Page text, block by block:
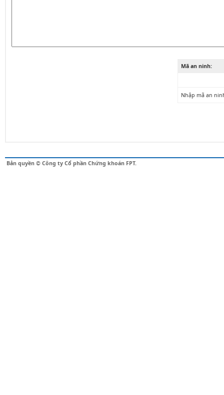
Mã an ninh:
Nhập mã an
Bản quyền © Công ty Cổ phần Chứng khoán FPT.